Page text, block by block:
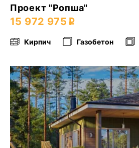
Проект "Ропша"
15 972 975
Кирпич Газобетон